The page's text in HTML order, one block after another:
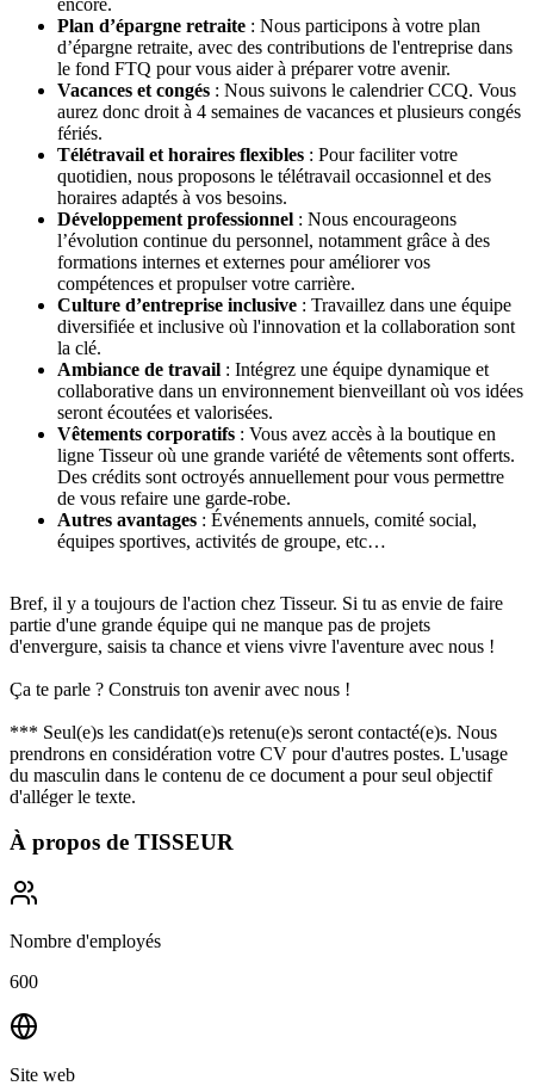
Plan d’épargne retraite : Nous participons à votre plan
d’épargne retraite, avec des contributions de l'entreprise dans
le fond FTQ pour vous aider à préparer votre avenir.
Vacances et congés : Nous suivons le calendrier CCQ. Vous
aurez donc droit à 4 semaines de vacances et plusieurs congés
fériés.
Télétravail et horaires flexibles : Pour faciliter votre
quotidien, nous proposons le télétravail occasionnel et des
horaires adaptés à vos besoins.
Développement professionnel : Nous encourageons
l’évolution continue du personnel, notamment grâce à des
formations internes et externes pour améliorer vos
compétences et propulser votre carrière.
Culture d’entreprise inclusive : Travaillez dans une équipe
diversifiée et inclusive où l'innovation et la collaboration sont
la clé.
Ambiance de travail : Intégrez une équipe dynamique et
collaborative dans un environnement bienveillant où vos idées
seront écoutées et valorisées.
Vêtements corporatifs : Vous avez accès à la boutique en
ligne Tisseur où une grande variété de vêtements sont offerts.
Des crédits sont octroyés annuellement pour vous permettre
de vous refaire une garde-robe.
Autres avantages : Événements annuels, comité social,
équipes sportives, activités de groupe, etc…
Bref, il y a toujours de l'action chez Tisseur. Si tu as envie de faire
partie d'une grande équipe qui ne manque pas de projets
d'envergure, saisis ta chance et viens vivre l'aventure avec nous !
Ça te parle ? Construis ton avenir avec nous !
*** Seul(e)s les candidat(e)s retenu(e)s seront contacté(e)s. Nous
prendrons en considération votre CV pour d'autres postes. L'usage
du masculin dans le contenu de ce document a pour seul objectif
d'alléger le texte.
À propos de TISSEUR
Nombre d'employés
600
Site web